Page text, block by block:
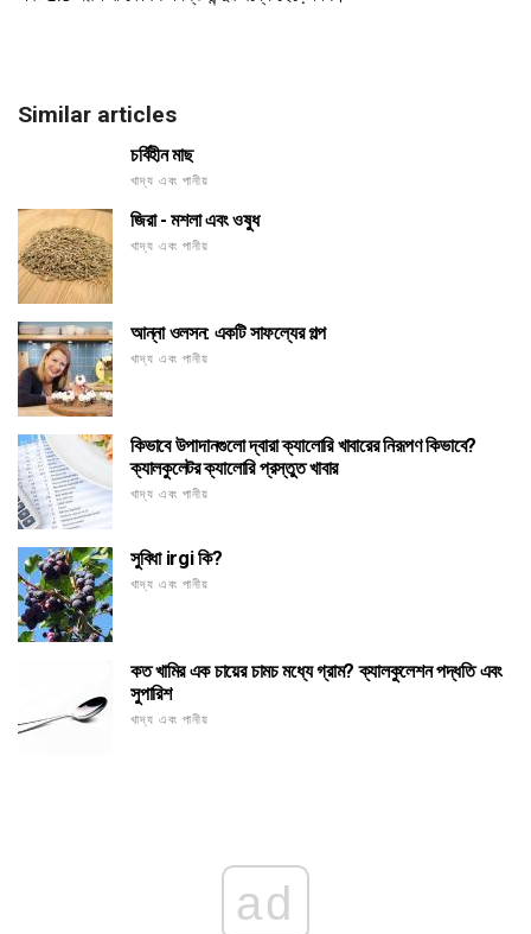
Similar articles
চর্বিহীন মাছ
খাদ্য এবং পানীয়
জিরা - মশলা এবং ওষুধ
খাদ্য এবং পানীয়
আন্না ওলসন: একটি সাফল্যের গল্প
খাদ্য এবং পানীয়
কিভাবে উপাদানগুলো দ্বারা ক্যালোরি খাবারের নিরূপণ কিভাবে?
ক্যালকুলেটর ক্যালোরি প্রস্তুত খাবার
খাদ্য এবং পানীয়
সুবিধা irgi কি?
খাদ্য এবং পানীয়
কত খামির এক চায়ের চামচ মধ্যে গ্রাম? ক্যালকুলেশন পদ্ধতি এবং
সুপারিশ
খাদ্য এবং পানীয়
ad